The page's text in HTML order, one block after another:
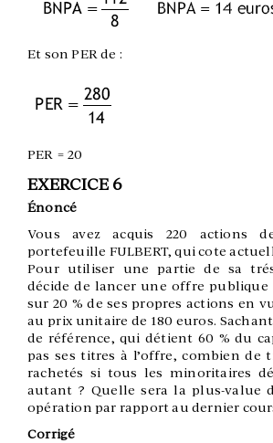
Et son PER de :
PER = 20
EXERCICE 6
Énoncé
Vous avez acquis 220 actions
portefeuille FULBERT, qui cote
Pour utiliser une partie de sa
décide de lancer une offre publique
sur 20 % de ses propres actions en
au prix unitaire de 180 euros.
de référence, qui détient 60 % du
pas ses titres à l’offre, combien de
rachetés si tous les minoritaires
autant ? Quelle sera la plus-value
opération par rapport au dernier
Corrigé